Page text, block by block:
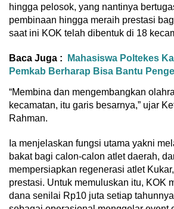
hingga pelosok, yang nantinya
pembinaan hingga meraih prestasi
saat ini KOK telah dibentuk di 18
Baca Juga :
Mahasiswa Poltekes
Pemkab Berharap Bisa Bantu
“Membina dan mengembangkan
kecamatan, itu garis besarnya,” ujar
Rahman.
Ia menjelaskan fungsi utama yakni
bakat bagi calon-calon atlet daerah,
mempersiapkan regenerasi atlet
prestasi. Untuk memuluskan itu, KOK
dana senilai Rp10 juta setiap